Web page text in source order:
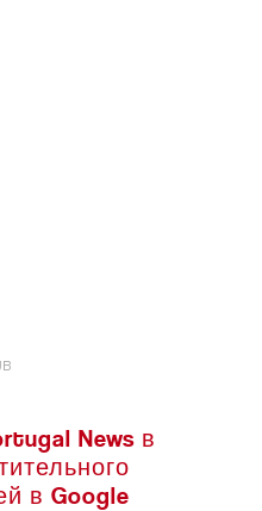
News в
в Google